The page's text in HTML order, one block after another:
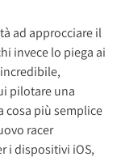
ad approcciare il
invece lo piega ai
pilotare una
cosa più semplice
racer
i dispositivi iOS,